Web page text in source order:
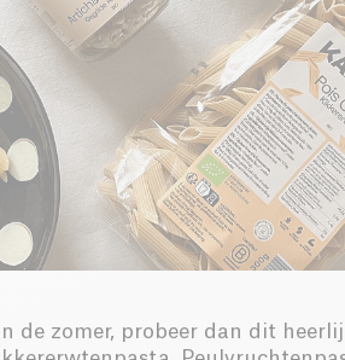
de zomer, probeer dan dit